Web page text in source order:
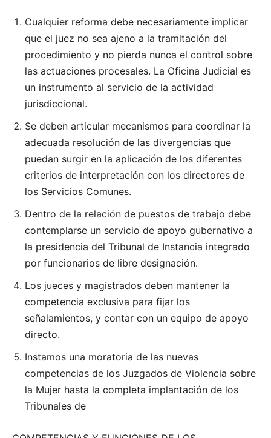
Cualquier reforma debe necesariamente implicar
que el juez no sea ajeno a la tramitación del
procedimiento y no pierda nunca el control sobre
las actuaciones procesales. La Oficina Judicial es
un instrumento al servicio de la actividad
jurisdiccional.
Se deben articular mecanismos para coordinar la
adecuada resolución de las divergencias que
puedan surgir en la aplicación de los diferentes
criterios de interpretación con los directores de
los Servicios Comunes.
Dentro de la relación de puestos de trabajo debe
contemplarse un servicio de apoyo gubernativo a
la presidencia del Tribunal de Instancia integrado
por funcionarios de libre designación.
Los jueces y magistrados deben mantener la
competencia exclusiva para fijar los
señalamientos, y contar con un equipo de apoyo
directo.
Instamos una moratoria de las nuevas
competencias de los Juzgados de Violencia sobre
la Mujer hasta la completa implantación de los
Tribunales de